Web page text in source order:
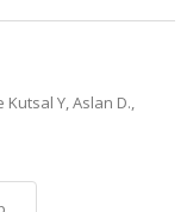
Kutsal Y, Aslan D.,